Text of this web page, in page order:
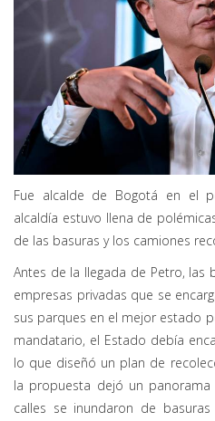
Fue alcalde de Bogotá en el
alcaldía estuvo llena de
de las basuras y los camiones
Antes de la llegada de Petro, las
empresas privadas que se
sus parques en el mejor estado
mandatario, el Estado debía
lo que diseñó un plan de
la propuesta dejó un
calles se inundaron de